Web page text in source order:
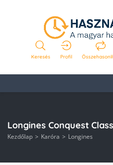
Keresés Profil
Longines Conquest
Kezdőlap Karóra Longines